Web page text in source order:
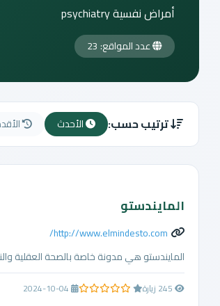
أمراض نفسية psychiatry
عدد المواقع: 23
ترتيب حسب: الأحدث
المايندستو
http://www.elmindesto.com/
المايندستو هي مدونة خاصة بالصحة العقلية
0.0 من 5 نجوم